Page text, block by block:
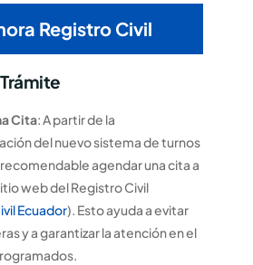
Registro Civil
Cita: A partir de la
del nuevo sistema de turnos
agendar una cita a
web del Registro Civil
Ecuador). Esto ayuda a evitar
y a garantizar la atención en el